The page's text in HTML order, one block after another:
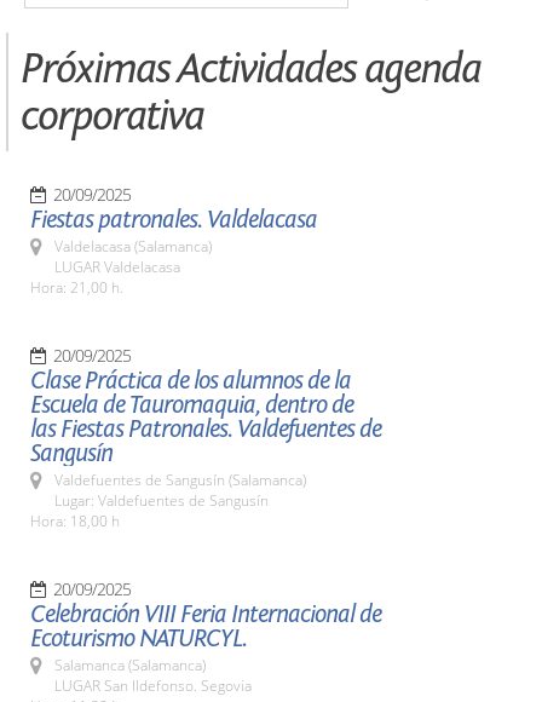
Próximas Actividades agenda
corporativa
20/09/2025
Fiestas patronales. Valdelacasa
Valdelacasa (Salamanca)
LUGAR Valdelacasa
Hora: 21,00 h.
20/09/2025
Clase Práctica de los alumnos de la
Escuela de Tauromaquia, dentro de
las Fiestas Patronales. Valdefuentes de
Sangusín
Valdefuentes de Sangusín (Salamanca)
Lugar: Valdefuentes de Sangusín
Hora: 18,00 h
20/09/2025
Celebración VIII Feria Internacional de
Ecoturismo NATURCYL.
Salamanca (Salamanca)
LUGAR San Ildefonso. Segovia